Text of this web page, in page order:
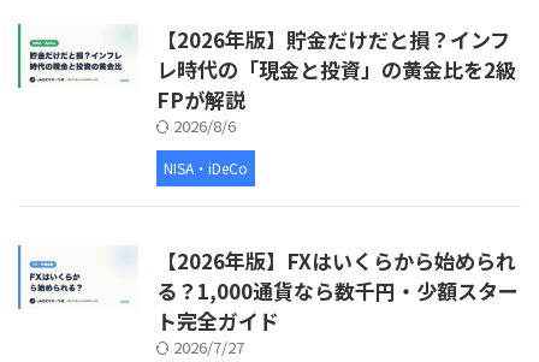
【2026年版】貯金だけだと損？インフ
レ時代の「現金と投資」の黄金比を2級
FPが解説
2026/8/6
NISA・iDeCo
【2026年版】FXはいくらから始められ
る？1,000通貨なら数千円・少額スター
ト完全ガイド
2026/7/27